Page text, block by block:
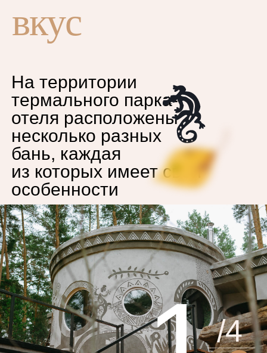
вкус
На территории
термального парка-
отеля расположены
несколько разных
бань, каждая
из которых имеет свои
особенности
/4